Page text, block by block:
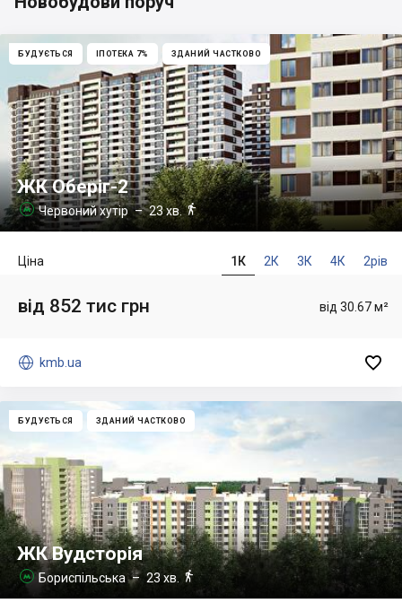
БУДУЄТЬСЯ ІПОТЕКА 7% ЗДАНИЙ ЧАСТКОВО
ЖК Оберіг-2
 Червоний хутір– 23 хв.
1К 2К 3К 4К 2рів
Ціна
від 30.67 м²
від 852 тис грн
 kmb.ua 
БУДУЄТЬСЯ ЗДАНИЙ ЧАСТКОВО
ЖК Вудсторія
 Бориспільська– 23 хв. 